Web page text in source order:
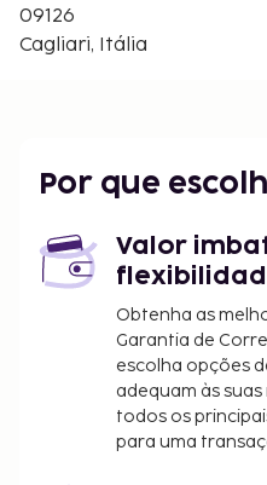
09126
Cagliari, Itália
Por que
Valor
Obtenha as
Garantia de
escolha opções
adequam às
todos os
para uma